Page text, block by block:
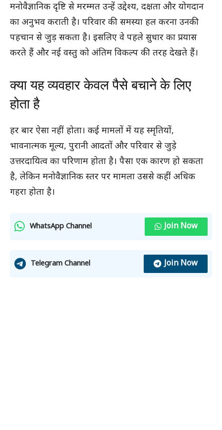
मनोवैज्ञानिक दृष्टि से मरम्मत उन्हें उद्देश्य, दक्षता और योगदान
का अनुभव कराती है। परिवार की समस्या हल करना उनकी
पहचान से जुड़ सकता है। इसलिए वे पहले सुधार का प्रयास
करते हैं और नई वस्तु को अंतिम विकल्प की तरह देखते हैं।
क्या यह व्यवहार केवल पैसे बचाने के लिए
होता है
हर बार ऐसा नहीं होता। कई मामलों में यह स्मृतियों,
भावनात्मक मूल्य, पुरानी आदतों और परिवार से जुड़े
उत्तरदायित्व का परिणाम होता है। पैसा एक कारण हो सकता
है, लेकिन मनोवैज्ञानिक स्तर पर मामला उससे कहीं अधिक
गहरा होता है।
WhatsApp Channel Join Now
Telegram Channel Join Now